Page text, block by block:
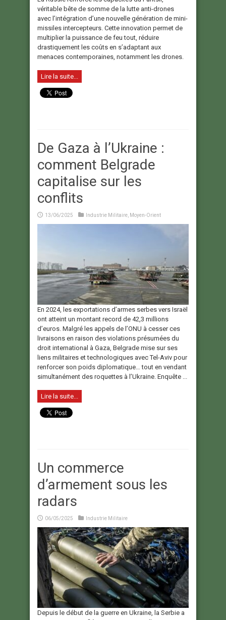
véritable bête de somme de la lutte anti-drones
avec l’intégration d’une nouvelle génération de mini-
missiles intercepteurs. Cette innovation permet de
multiplier la puissance de feu tout, réduire
drastiquement les coûts en s’adaptant aux
menaces contemporaines, notamment les drones.
Lire la suite...
De Gaza à l’Ukraine :
comment Belgrade
capitalise sur les
conflits
13/06/2025 Industrie Militaire Moyen-Orient
En 2024, les exportations d’armes serbes vers Israël
ont atteint un montant record de 42,3 millions
d’euros. Malgré les appels de l’ONU à cesser ces
livraisons en raison des violations présumées du
droit international à Gaza, Belgrade mise sur ses
liens militaires et technologiques avec Tel-Aviv pour
renforcer son poids diplomatique… tout en vendant
simultanément des roquettes à l’Ukraine. Enquête ...
Lire la suite...
Un commerce
d’armement sous les
radars
06/05/2025 Industrie Militaire
Depuis le début de la guerre en Ukraine, la Serbie a